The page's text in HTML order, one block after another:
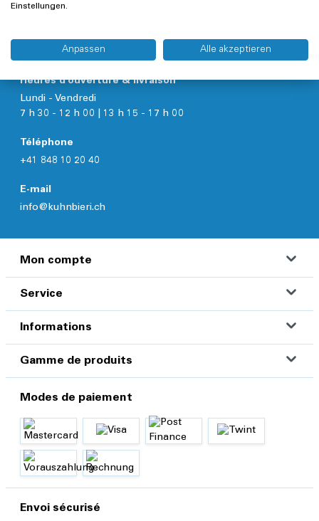
Untere Brühlstrasse 10, 4800 Zofingen
Heures d'ouverture & livraison
Lundi - Vendredi
7 h 30 - 12 h 00 | 13 h 15 - 17 h 00
Téléphone
+41 848 10 20 40
E-mail
info@kuhnbieri.ch
Mon compte
Service
Informations
Gamme de produits
Modes de paiement
Envoi sécurisé
Einstellungen.
Anpassen Alle akzeptieren